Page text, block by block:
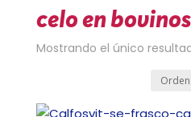
celo en
Mostrando el único